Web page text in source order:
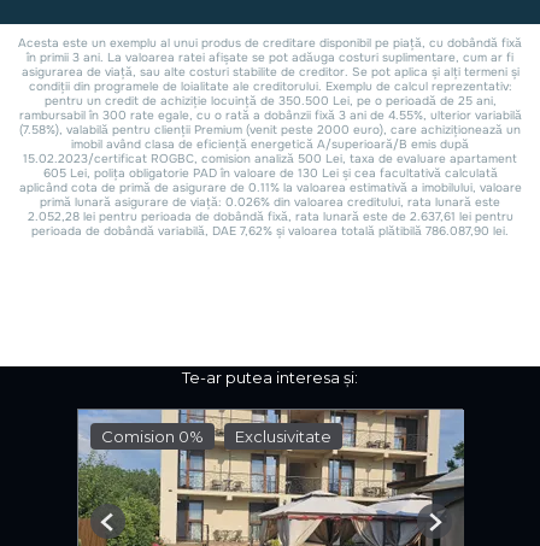
Te-ar putea interesa și:
Comision 0% Exclusivitate
Previous Next